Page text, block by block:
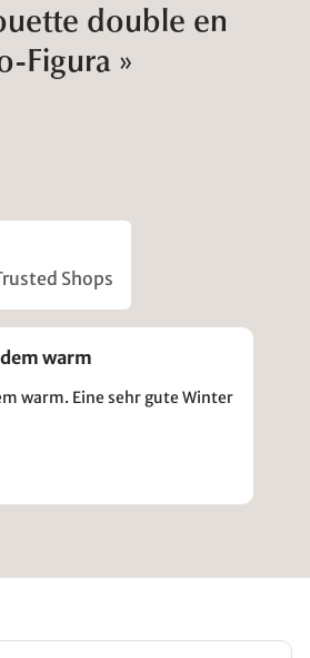
double en
Figura »
Shops
warm
warm. Eine sehr gute Winter